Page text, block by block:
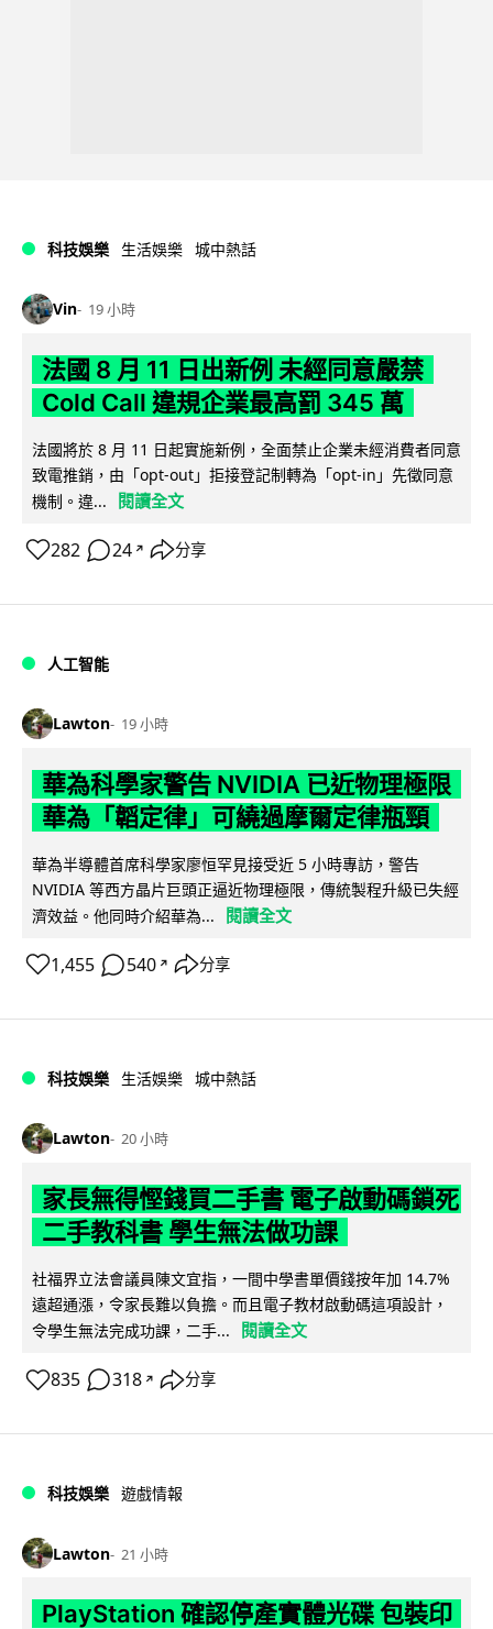
科技娛樂 生活娛樂 城中熱話
Vin 19 小時
法國 8 月 11 日出新例 未經同意嚴禁
Cold Call 違規企業最高罰 345 萬
法國將於 8 月 11 日起實施新例，全面禁止企業未經消費者同意
致電推銷，由「opt-out」拒接登記制轉為「opt-in」先徵同意
機制。違...
閱讀全文
282 24 ↗ 分享
人工智能
Lawton 19 小時
華為科學家警告 NVIDIA 已近物理極限
華為「韜定律」可繞過摩爾定律瓶頸
華為半導體首席科學家廖恒罕見接受近 5 小時專訪，警告
NVIDIA 等西方晶片巨頭正逼近物理極限，傳統製程升級已失經
濟效益。他同時介紹華為...
閱讀全文
1,455 540 ↗ 分享
科技娛樂 生活娛樂 城中熱話
Lawton 20 小時
家長無得慳錢買二手書 電子啟動碼鎖死
二手教科書 學生無法做功課
社福界立法會議員陳文宜指，一間中學書單價錢按年加 14.7%
遠超通漲，令家長難以負擔。而且電子教材啟動碼這項設計，
令學生無法完成功課，二手...
閱讀全文
835 318 ↗ 分享
科技娛樂 遊戲情報
Lawton 21 小時
PlayStation 確認停產實體光碟 包裝印